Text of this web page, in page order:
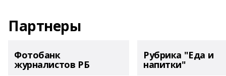
Партнеры
Фотобанк
журналистов РБ
Рубрика "Еда и
напитки"